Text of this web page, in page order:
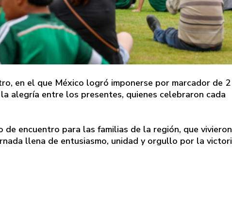
en el que México logró imponerse por marcador de 2
alegría entre los presentes, quienes celebraron cada
encuentro para las familias de la región, que vivieron
llena de entusiasmo, unidad y orgullo por la